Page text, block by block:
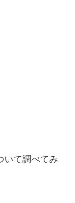
いて調べてみ